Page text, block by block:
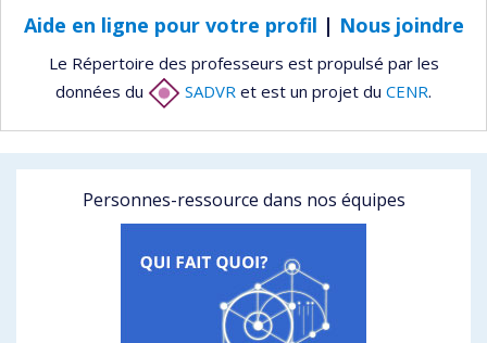
Aide en ligne pour votre profil | Nous joindre
Le Répertoire des professeurs est propulsé par les
données du
SADVR et est un projet du CENR.
Personnes-ressource dans nos équipes